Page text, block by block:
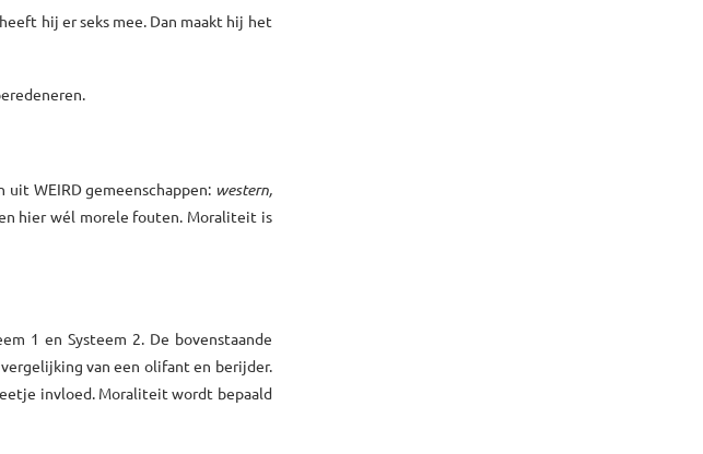
hij er seks mee. Dan maakt hij het
uit WEIRD gemeenschappen: western,
hier wél morele fouten. Moraliteit is
1 en Systeem 2. De bovenstaande
van een olifant en berijder.
invloed. Moraliteit wordt bepaald